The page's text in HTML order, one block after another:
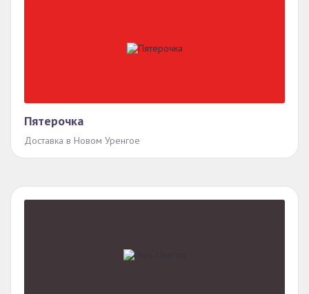
Пятерочка
Доставка в Новом Уренгое